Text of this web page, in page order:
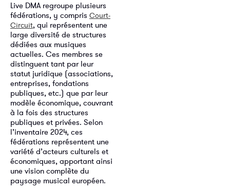
Live DMA regroupe plusieurs
fédérations, y compris Court-
Circuit, qui représentent une
large diversité de structures
dédiées aux musiques
actuelles. Ces membres se
distinguent tant par leur
statut juridique (associations,
entreprises, fondations
publiques, etc.) que par leur
modèle économique, couvrant
à la fois des structures
publiques et privées. Selon
l’inventaire 2024, ces
fédérations représentent une
variété d’acteurs culturels et
économiques, apportant ainsi
une vision complète du
paysage musical européen.